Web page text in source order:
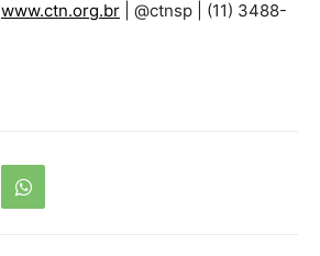
www.ctn.org.br | @ctnsp | (11) 3488-